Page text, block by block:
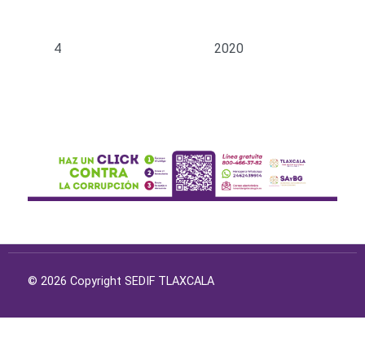
4 2020
© 2026 Copyright SEDIF TLAXCALA